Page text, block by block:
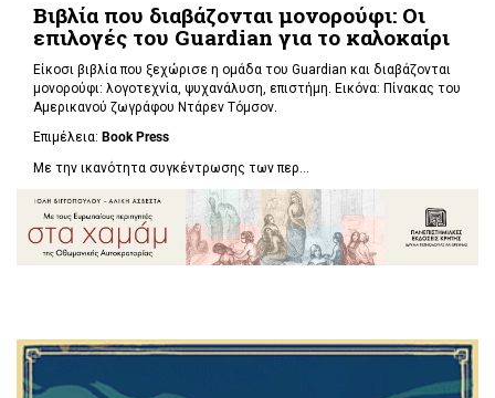
Βιβλία που διαβάζονται μονορούφι: Οι
επιλογές του Guardian για το καλοκαίρι
Είκοσι βιβλία που ξεχώρισε η ομάδα του Guardian και διαβάζονται
μονορούφι: λογοτεχνία, ψυχανάλυση, επιστήμη. Εικόνα: Πίνακας του
Αμερικανού ζωγράφου Ντάρεν Τόμσον.
Επιμέλεια: Book Press
Με την ικανότητα συγκέντρωσης των περ...